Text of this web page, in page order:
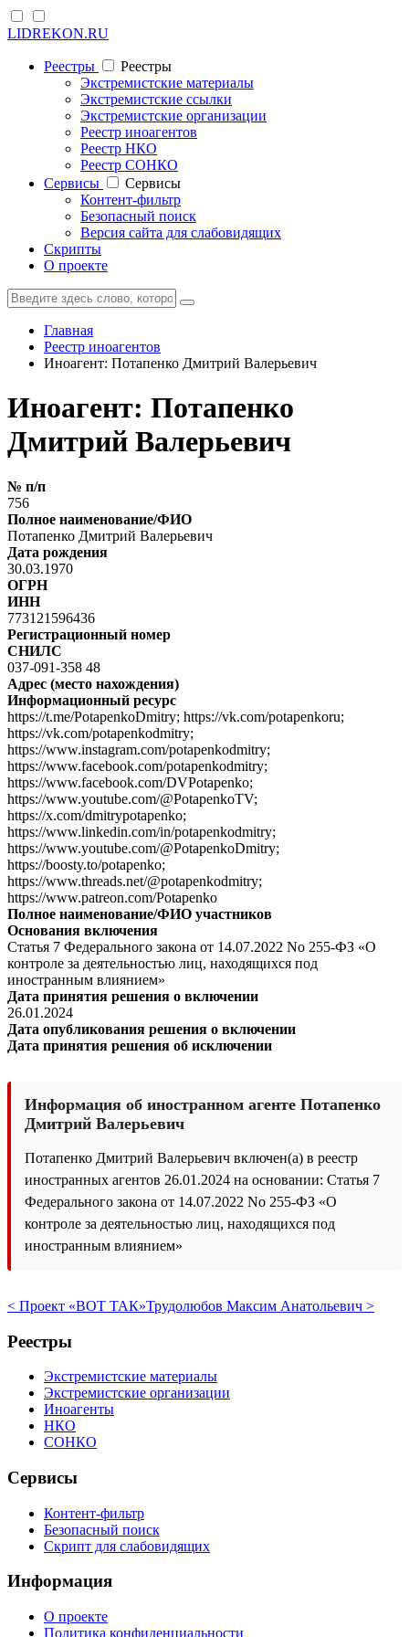
LIDREKON.RU
Реестры
Реестры
Экстремистские материалы
Экстремистские ссылки
Экстремистские организации
Реестр иноагентов
Реестр НКО
Реестр СОНКО
Cервисы
Cервисы
Контент-фильтр
Безопасный поиск
Версия сайта для слабовидящих
Скрипты
О проекте
Главная
Реестр иноагентов
Иноагент: Потапенко Дмитрий Валерьевич
Иноагент: Потапенко
Дмитрий Валерьевич
№ п/п
756
Полное наименование/ФИО
Потапенко Дмитрий Валерьевич
Дата рождения
30.03.1970
ОГРН
ИНН
773121596436
Регистрационный номер
СНИЛС
037-091-358 48
Адрес (место нахождения)
Информационный ресурс
https://t.me/PotapenkoDmitry; https://vk.com/potapenkoru;
https://vk.com/potapenkodmitry;
https://www.instagram.com/potapenkodmitry;
https://www.facebook.com/potapenkodmitry;
https://www.facebook.com/DVPotapenko;
https://www.youtube.com/@PotapenkoTV;
https://x.com/dmitrypotapenko;
https://www.linkedin.com/in/potapenkodmitry;
https://www.youtube.com/@PotapenkoDmitry;
https://boosty.to/potapenko;
https://www.threads.net/@potapenkodmitry;
https://www.patreon.com/Potapenko
Полное наименование/ФИО участников
Основания включения
Статья 7 Федерального закона от 14.07.2022 No 255-ФЗ «О
контроле за деятельностью лиц, находящихся под
иностранным влиянием»
Дата принятия решения о включении
26.01.2024
Дата опубликования решения о включении
Дата принятия решения об исключении
Информация об иностранном агенте Потапенко
Дмитрий Валерьевич
Потапенко Дмитрий Валерьевич включен(а) в реестр
иностранных агентов 26.01.2024 на основании: Статья 7
Федерального закона от 14.07.2022 No 255-ФЗ «О
контроле за деятельностью лиц, находящихся под
иностранным влиянием»
< Проект «ВОТ ТАК»Трудолюбов Максим Анатольевич >
Реестры
Экстремистские материалы
Экстремистские организации
Иноагенты
НКО
СОНКО
Сервисы
Контент-фильтр
Безопасный поиск
Скрипт для слабовидящих
Информация
О проекте
Политика конфиденциальности